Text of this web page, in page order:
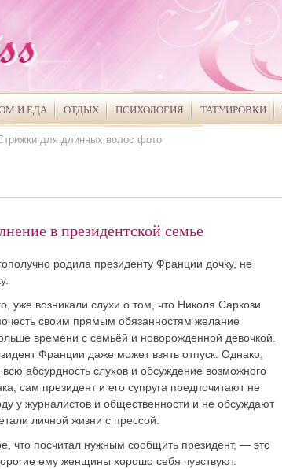
И ЕДА ОТДЫХ ПСИХОЛОГИЯ ТАТУИРОВКИ
для длинных волос фото
в президентской семье
родила президенту Франции дочку, не
уже возникали слухи о том, что Николя Саркози
своим прямым обязанностям желание
времени с семьёй и новорожденной девочкой.
Франции даже может взять отпуск. Однако,
абсурдность слухов и обсуждение возможного
сам президент и его супруга предпочитают не
у журналистов и общественности и не обсуждают
личной жизни с прессой.
что посчитал нужным сообщить президент, — это
ему женщины хорошо себя чувствуют.